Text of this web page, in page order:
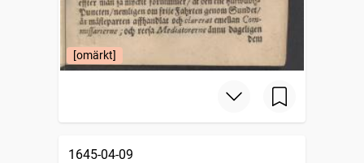
[omärkt]
1645-04-09